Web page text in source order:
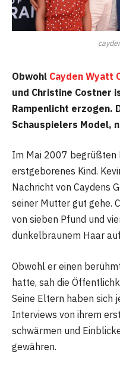
Obwohl Cayden Wyatt
und Christine Costner
Rampenlicht erzogen.
Schauspielers Model,
Im Mai 2007 begrüßten
erstgeborenes Kind.
Nachricht von Caydens
seiner Mutter gut gehe.
von sieben Pfund und
dunkelbraunem Haar
Obwohl er einen
hatte, sah die
Seine Eltern haben sich
Interviews von ihrem
schwärmen und
gewähren.